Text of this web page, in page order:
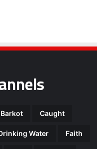
Barkot Caught
Water Faith